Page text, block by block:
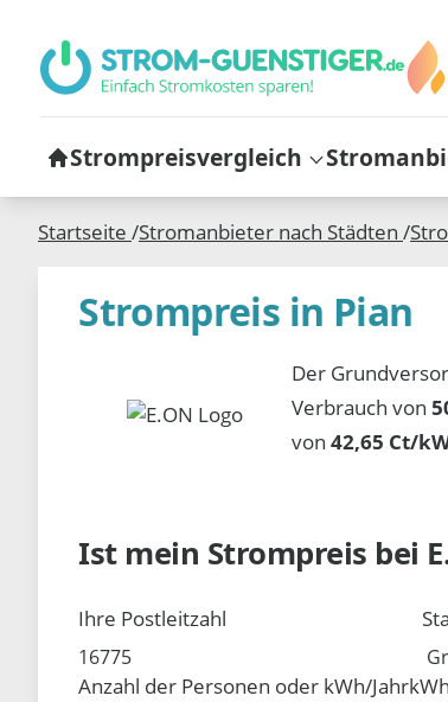
Strompreisvergleich
Startseite /Stromanbieter nach Städten /
Strompreis in Pian
Der
Verbrauch von
von42,65 Ct/
Ist mein Strompreis bei
Ihre Postleitzahl
Anzahl der Personen oder kWh/Jahr